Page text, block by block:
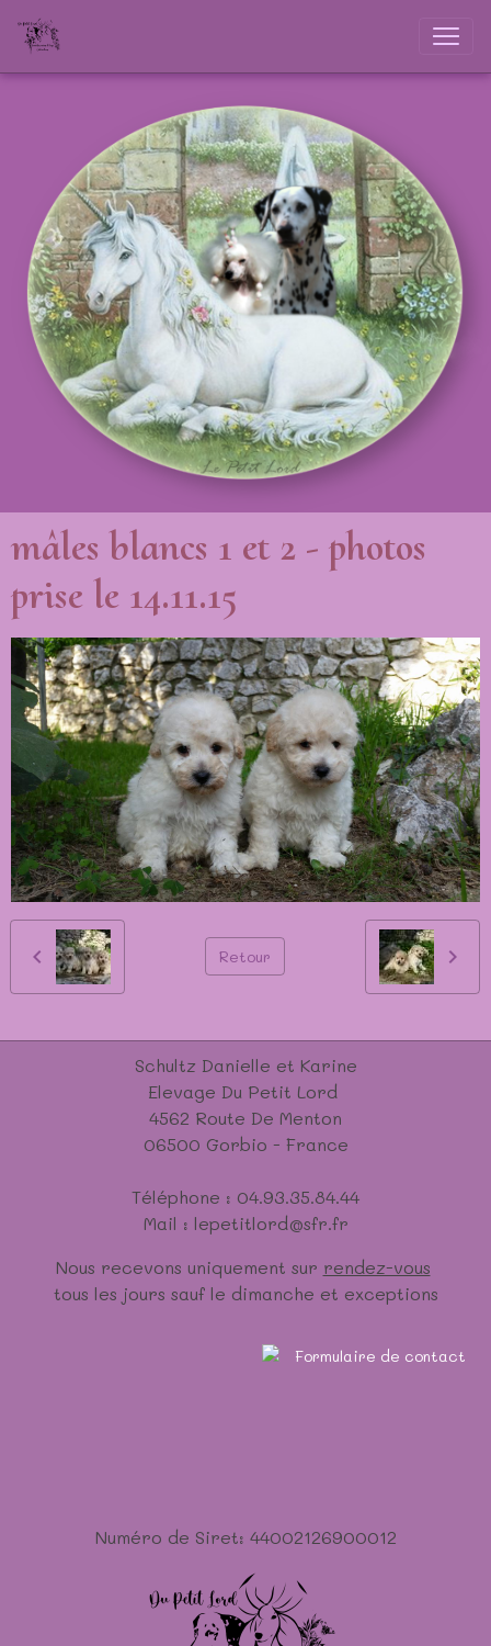
mâles blancs 1 et 2 - photos
prise le 14.11.15
Retour
Schultz Danielle et Karine
Elevage Du Petit Lord
4562 Route De Menton
06500 Gorbio - France
Téléphone : 04.93.35.84.44
Mail : lepetitlord@sfr.fr
Nous recevons uniquement sur rendez-vous
tous les jours sauf le dimanche et exceptions
Numéro de Siret: 44002126900012